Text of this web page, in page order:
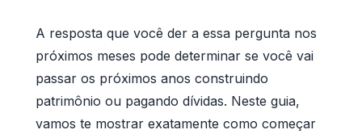
A resposta que você der a essa pergunta nos
próximos meses pode determinar se você vai
passar os próximos anos construindo
patrimônio ou pagando dívidas. Neste guia,
vamos te mostrar exatamente como começar